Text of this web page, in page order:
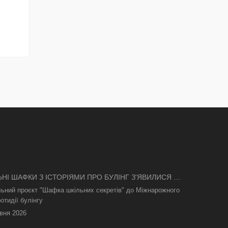
ШАФКИ З ІСТОРІЯМИ ПРО БУЛІНГ З'ЯВИЛИСЯ В
проєкт "Шафка шкільних секретів" до Міжнарожного
булінгу
2026